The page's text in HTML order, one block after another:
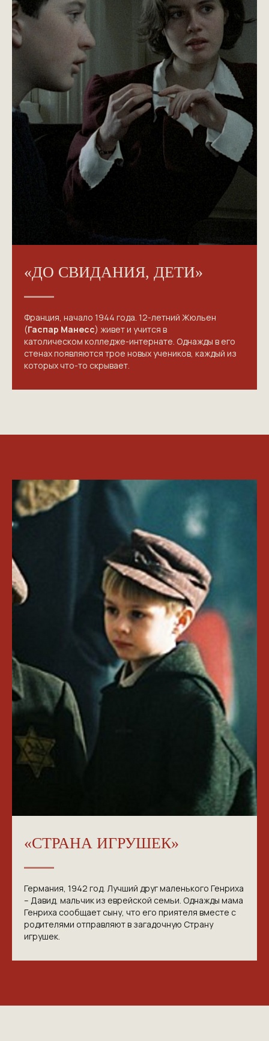
«ДО СВИДАНИЯ, ДЕТИ»
Франция, начало 1944 года. 12-летний Жюльен
(Гаспар Манесс) живет и учится в
католическом колледже-интернате. Однажды в его
стенах появляются трое новых учеников, каждый из
которых что-то скрывает.
«СТРАНА ИГРУШЕК»
Германия, 1942 год. Лучший друг маленького Генриха
– Давид, мальчик из еврейской семьи. Однажды мама
Генриха сообщает сыну, что его приятеля вместе с
родителями отправляют в загадочную Страну
игрушек.